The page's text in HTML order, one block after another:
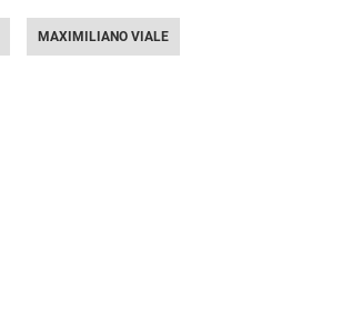
MAXIMILIANO VIALE